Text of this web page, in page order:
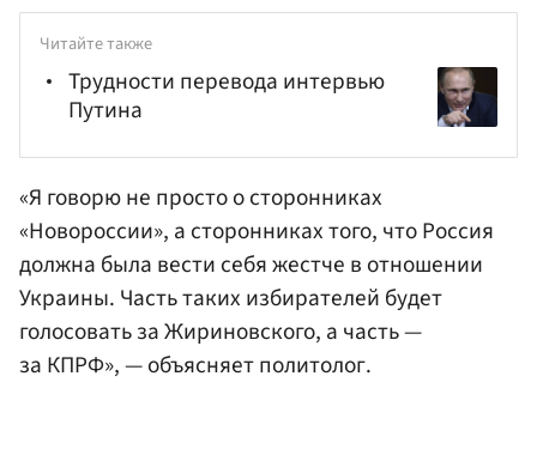
Читайте также
Трудности перевода интервью
Путина
«Я говорю не просто о сторонниках
«Новороссии», а сторонниках того, что Россия
должна была вести себя жестче в отношении
Украины. Часть таких избирателей будет
голосовать за Жириновского, а часть —
за КПРФ», — объясняет политолог.